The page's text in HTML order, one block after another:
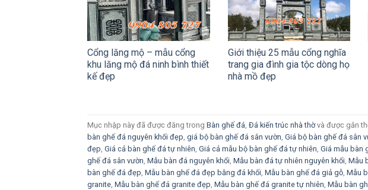
Cổng lăng mộ – mẫu cổng
khu lăng mộ đá ninh bình thiết
kế đẹp
Giới thiệu 25 mẫu cổng nghĩa
trang gia đình gia tộc dòng họ
nhà mồ đẹp
Mục nhập này đã được đăng trong Bàn ghế đá Đá kiến trúc nhà thờvà được gắn
bàn ghế đá nguyên khối đẹp giá bộ bàn ghế đá sân vườn Giá bộ bàn ghế đá sân
đẹp Giá cả bàn ghế đá tự nhiên Giá cả mẫu bộ bàn ghế đá tự nhiên Giá mẫu bàn
ghế đá sân vườn Mẫu bàn đá nguyên khối Mẫu bàn đá tự nhiên nguyên khối Mẫu
bàn ghế đá đẹp Mẫu bàn ghế đá đẹp bằng đá khối Mẫu bàn ghế đá giả gỗ Mẫu
granite Mẫu bàn ghế đá granite đẹp Mẫu bàn ghế đá granite tự nhiên Mẫu bàn